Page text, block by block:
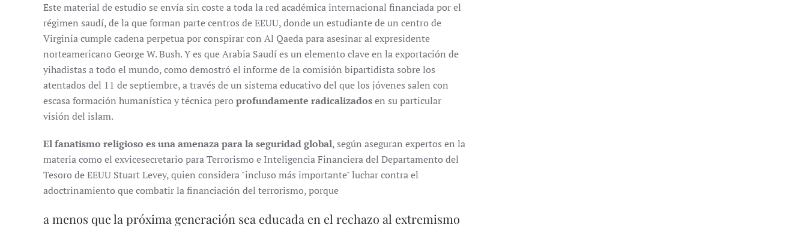
Este material de estudio se envía sin coste a toda la red académica internacional financiada por el
régimen saudí, de la que forman parte centros de EEUU, donde un estudiante de un centro de
Virginia cumple cadena perpetua por conspirar con Al Qaeda para asesinar al expresidente
norteamericano George W. Bush. Y es que Arabia Saudí es un elemento clave en la exportación de
yihadistas a todo el mundo, como demostró el informe de la comisión bipartidista sobre los
atentados del 11 de septiembre, a través de un sistema educativo del que los jóvenes salen con
escasa formación humanística y técnica pero profundamente radicalizadosen su particular
visión del islam.
El fanatismo religioso es una amenaza para la seguridad global, según aseguran expertos en la
materia como el exvicesecretario para Terrorismo e Inteligencia Financiera del Departamento del
Tesoro de EEUU Stuart Levey, quien considera "incluso más importante" luchar contra el
adoctrinamiento que combatir la financiación del terrorismo, porque
a menos que la próxima generación sea educada en el rechazo al extremismo